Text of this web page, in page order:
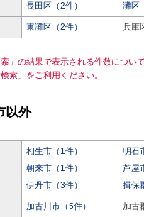
長田区（2件） 灘区
東灘区（2件） 兵庫
索」の結果で表示される件数につ
索」をご利用ください。
以外
相生市（1件） 明石
朝来市（1件）
芦屋
伊丹市（3件）
揖保
加古川市（5件） 加古